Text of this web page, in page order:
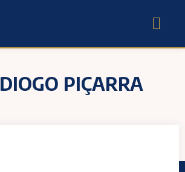
DIOGO PIÇARRA